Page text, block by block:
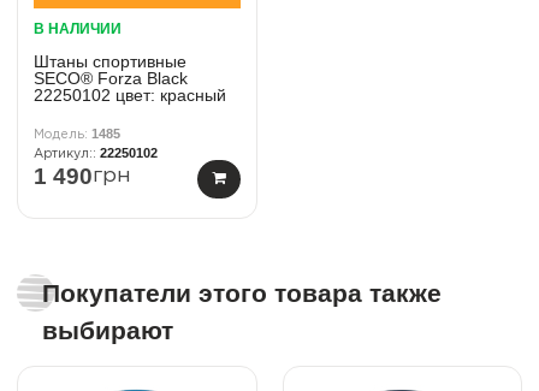
В НАЛИЧИИ
Штаны спортивные
SECO® Forza Black
22250102 цвет: красный
1485
22250102
1 490грн
Покупатели этого товара также
выбирают